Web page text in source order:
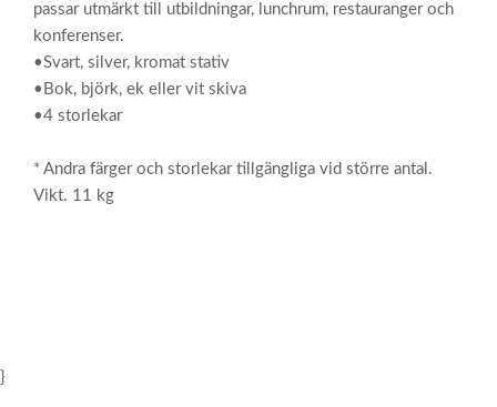
passar utmärkt till utbildningar, lunchrum, restauranger och
konferenser.
•Svart, silver, kromat stativ
•Bok, björk, ek eller vit skiva
•4 storlekar
* Andra färger och storlekar tillgängliga vid större antal.
Vikt. 11 kg
}